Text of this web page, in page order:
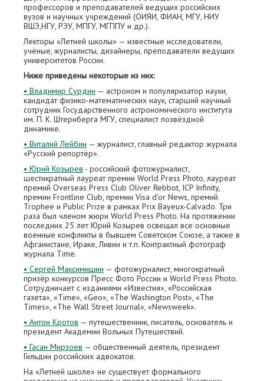
профессоров и преподавателей ведущих российских
вузов и научных учреждений (ОИЯИ, ФИАН, МГУ, НИУ
ВШЭ,НГУ, РЭУ, МПГУ, МГППУ и др.).
Лекторы «Летней школы» — известные исследователи,
учёные, журналисты, дизайнеры, преподаватели ведущих
университетов России.
Ниже приведены некоторые из них:
• Владимир Сурдин — астроном и популяризатор науки,
кандидат физико-математических наук, старший научный
сотрудник Государственного астрономического института
им. П. К. Штернберга МГУ, специалист позвёздной
динамике.
• Виталий Лейбин — журналист, главный редактор журнала
«Русский репортёр».
• Юрий Козырев - российский фотожурналист,
шестикратный лауреат премии World Press Photo, лауреат
премий Overseas Press Club Oliver Rebbot, ICP Infinity,
премии Frontline Club, премии Visa d’or News, премий
Trophee и Public Prize в рамках Prix Bayeux-Calvado. Три
раза был членом жюри World Press Photo. На протяжении
последних 25 лет Юрий Козырев освещал все основные
военные конфликты в бывшем Советском Союзе, а также в
Афганистане, Ираке, Ливии и т.п. Контрактный фотограф
журнала Time.
• Сергей Максимишин — фотожурналист, многократный
призёр конкурсов Пресс Фото России и World Press Photo.
Cотрудничает с изданиями «Известия», «Российская
газета», «Time», «Geo», «The Washington Post», «The
Times», «The Wall Street Journal», «Newsweek».
• Антон Кротов — путешественник, писатель, основатель и
президент Академии Вольных Путешествий.
• Гасан Мирзоев — общественный деятель, президент
Гильдии российских адвокатов.
На «Летней школе» не существует формального